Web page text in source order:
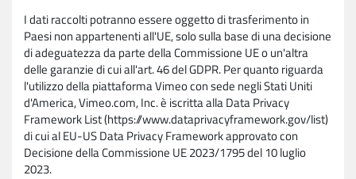
I dati raccolti potranno essere oggetto di trasferimento in
Paesi non appartenenti all'UE, solo sulla base di una decisione
di adeguatezza da parte della Commissione UE o un'altra
delle garanzie di cui all'art. 46 del GDPR. Per quanto riguarda
l'utilizzo della piattaforma Vimeo con sede negli Stati Uniti
d'America, Vimeo.com, Inc. è iscritta alla Data Privacy
Framework List (https://www.dataprivacyframework.gov/list)
di cui al EU-US Data Privacy Framework approvato con
Decisione della Commissione UE 2023/1795 del 10 luglio
2023.